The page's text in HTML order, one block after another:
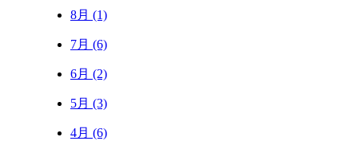
8月 (1)
7月 (6)
6月 (2)
5月 (3)
4月 (6)